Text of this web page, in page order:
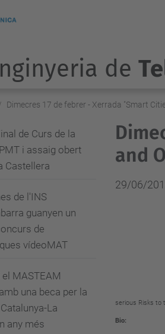
de
Dimecres 17 de febrer - Xerrada "Smart
and
29/06/
serious Risks to
Bio:
de Curs de la
i assaig obert
Castellera
de l'INS
guanyen un
de
vídeoMAT
MASTEAM
una beca per la
La
any més